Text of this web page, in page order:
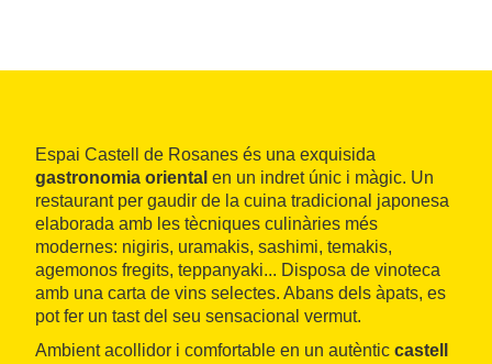
Espai Castell de Rosanes és una exquisida
gastronomia oriental en un indret únic i màgic. Un
restaurant per gaudir de la cuina tradicional japonesa
elaborada amb les tècniques culinàries més
modernes: nigiris, uramakis, sashimi, temakis,
agemonos fregits, teppanyaki... Disposa de vinoteca
amb una carta de vins selectes. Abans dels àpats, es
pot fer un tast del seu sensacional vermut.
Ambient acollidor i comfortable en un autèntic castell